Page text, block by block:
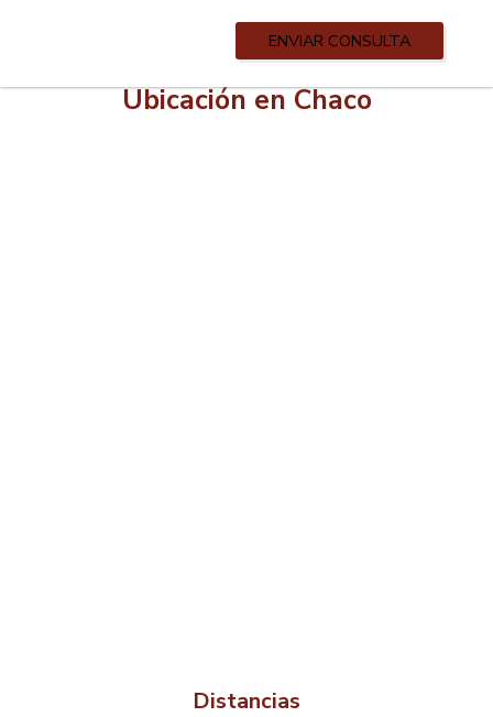
Ubicación en Chaco
Distancias
ENVIAR CONSULTA